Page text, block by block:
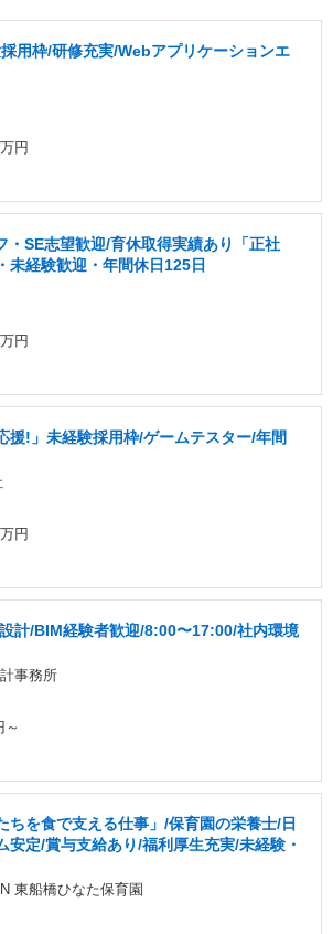
用枠/研修充実/Webアプリケーションエ
円
・SE志望歓迎/育休取得実績あり「正社
未経験歓迎・年間休日125日
円
援!」未経験採用枠/ゲームテスター/年間
円
計/BIM経験者歓迎/8:00〜17:00/社内環境
事務所
～
ちを食で支える仕事」/保育園の栄養士/日
安定/賞与支給あり/福利厚生充実/未経験・
東船橋ひなた保育園